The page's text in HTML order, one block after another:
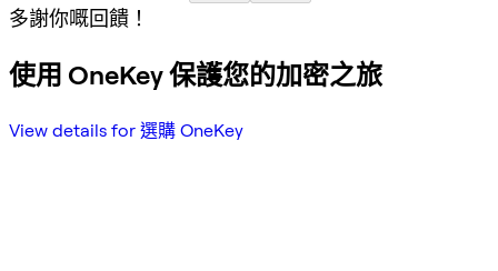
多謝你嘅回饋！
使用 OneKey 保護您的加密之旅
View details for 選購 OneKey